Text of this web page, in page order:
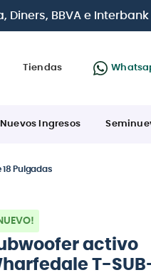
las tarjetas de crédito
Tiendas
Nuevos Ingresos
Pulgadas
activo
T-